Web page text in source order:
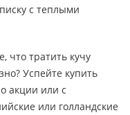
с теплыми
что тратить кучу
Успейте купить
акции или с
или голландские